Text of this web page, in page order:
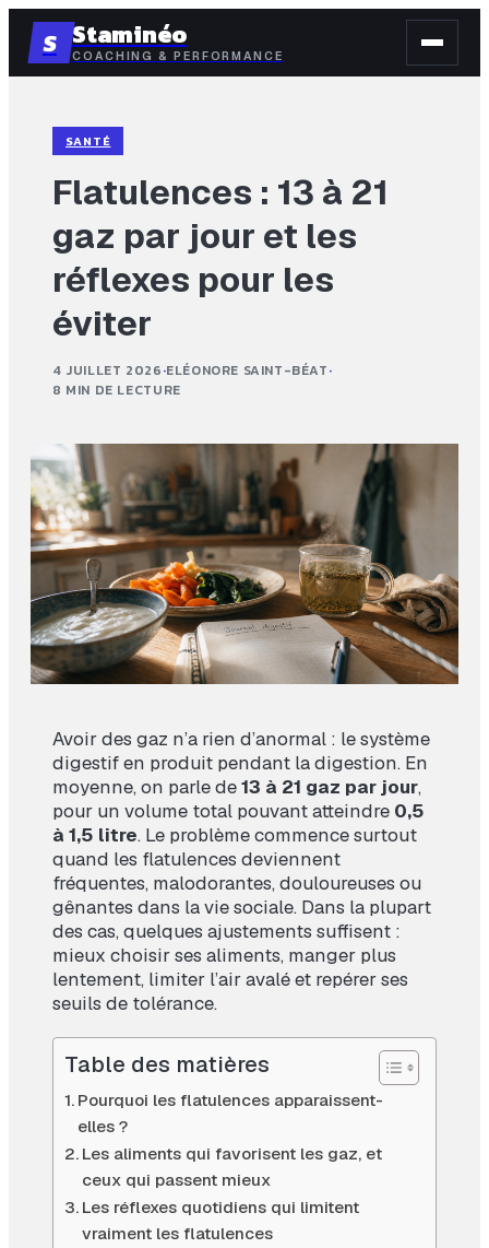
S Staminéo
COACHING & PERFORMANCE
SANTÉ
Flatulences : 13 à 21
gaz par jour et les
réflexes pour les
éviter
4 JUILLET 2026·ELÉONORE SAINT-BÉAT·
8 MIN DE LECTURE
Avoir des gaz n’a rien d’anormal : le système
digestif en produit pendant la digestion. En
moyenne, on parle de13 à 21 gaz par jour,
pour un volume total pouvant atteindre 0,5
à 1,5 litre. Le problème commence surtout
quand les flatulences deviennent
fréquentes, malodorantes, douloureuses ou
gênantes dans la vie sociale. Dans la plupart
des cas, quelques ajustements suffisent :
mieux choisir ses aliments, manger plus
lentement, limiter l’air avalé et repérer ses
seuils de tolérance.
Table des matières
Pourquoi les flatulences apparaissent-
elles ?
Les aliments qui favorisent les gaz, et
ceux qui passent mieux
Les réflexes quotidiens qui limitent
vraiment les flatulences